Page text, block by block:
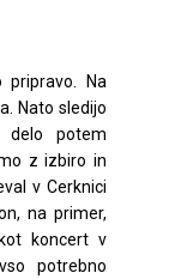
pripravo. Na
Nato sledijo
delo potem
z izbiro in
v Cerknici
na primer,
koncert v
potrebno